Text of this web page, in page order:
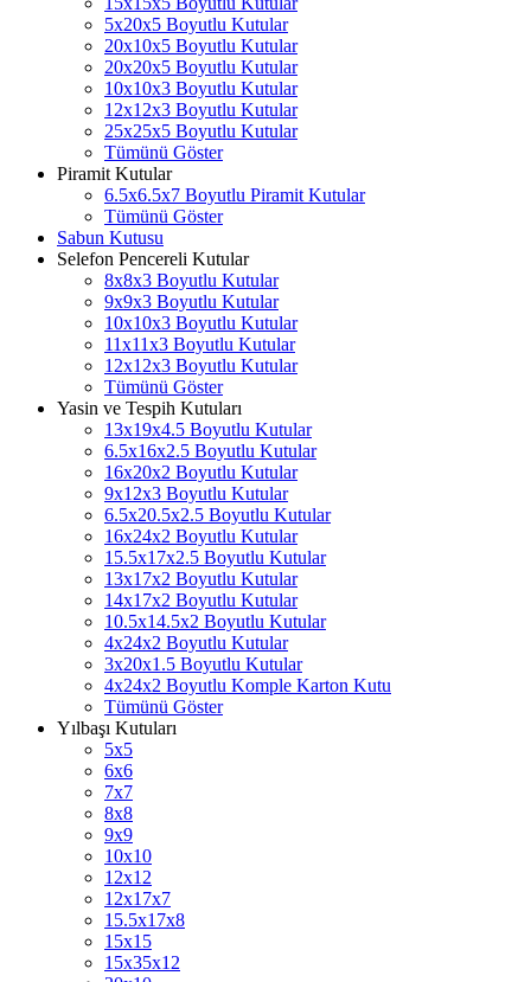
5x20x5 Boyutlu Kutular
20x10x5 Boyutlu Kutular
20x20x5 Boyutlu Kutular
10x10x3 Boyutlu Kutular
12x12x3 Boyutlu Kutular
25x25x5 Boyutlu Kutular
Tümünü Göster
Piramit Kutular
6.5x6.5x7 Boyutlu Piramit Kutular
Tümünü Göster
Sabun Kutusu
Selefon Pencereli Kutular
8x8x3 Boyutlu Kutular
9x9x3 Boyutlu Kutular
10x10x3 Boyutlu Kutular
11x11x3 Boyutlu Kutular
12x12x3 Boyutlu Kutular
Tümünü Göster
Yasin ve Tespih Kutuları
13x19x4.5 Boyutlu Kutular
6.5x16x2.5 Boyutlu Kutular
16x20x2 Boyutlu Kutular
9x12x3 Boyutlu Kutular
6.5x20.5x2.5 Boyutlu Kutular
16x24x2 Boyutlu Kutular
15.5x17x2.5 Boyutlu Kutular
13x17x2 Boyutlu Kutular
14x17x2 Boyutlu Kutular
10.5x14.5x2 Boyutlu Kutular
4x24x2 Boyutlu Kutular
3x20x1.5 Boyutlu Kutular
4x24x2 Boyutlu Komple Karton Kutu
Tümünü Göster
Yılbaşı Kutuları
5x5
6x6
7x7
8x8
9x9
10x10
12x12
12x17x7
15.5x17x8
15x15
15x35x12